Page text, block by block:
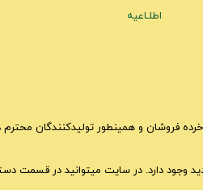
اطلـاعیه
فروشان و همینطور تولیدکنندگان محترم
وجود دارد. در سایت میتوانید در قسمت